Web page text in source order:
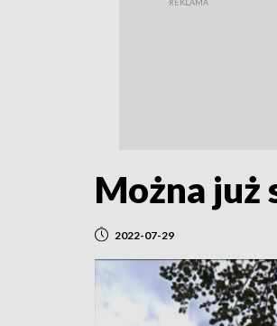
Można już
2022-07-29